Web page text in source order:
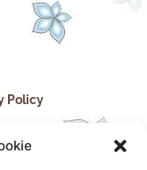
Policy